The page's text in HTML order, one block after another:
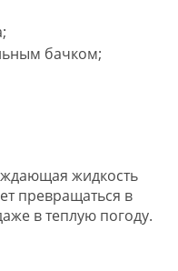
бачком;
жидкость
превращаться в
в теплую погоду.